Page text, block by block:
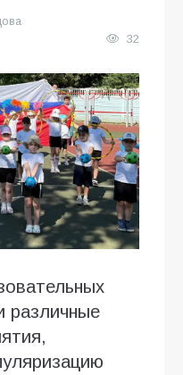
32
различные